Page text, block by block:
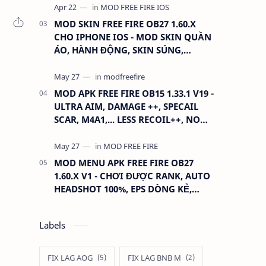
MOD SKIN FREE FIRE OB27 1.60.X
CHO IPHONE IOS - MOD SKIN QUẦN
ÁO, HÀNH ĐỘNG, SKIN SÚNG,
MOD APK FREE FIRE OB15 1.33.1 V19 -
ULTRA AIM, DAMAGE ++, SPECAIL
SCAR, M4A1,... LESS RECOIL++, NO
MOD MENU APK FREE FIRE OB27
1.60.X V1 - CHƠI ĐƯỢC RANK, AUTO
HEADSHOT 100%, EPS DÒNG KẺ,
Labels
FIX LAG AOG FIX LAG BNB M